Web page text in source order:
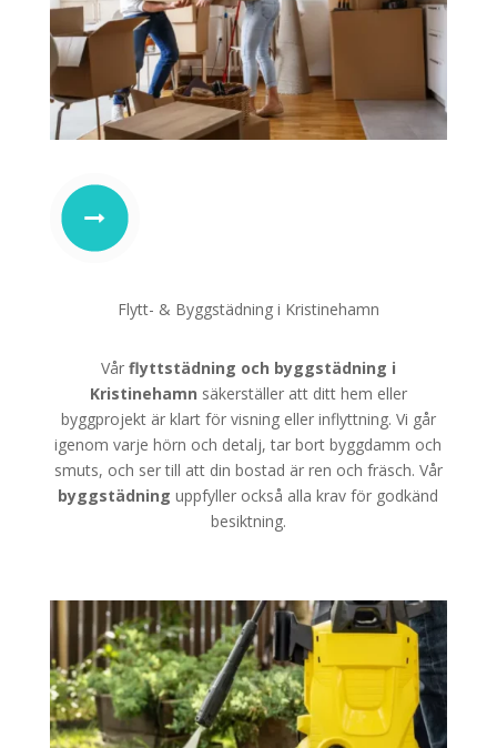
Flytt- & Byggstädning i Kristinehamn
Vår flyttstädning och byggstädning i
Kristinehamn säkerställer att ditt hem eller
byggprojekt är klart för visning eller inflyttning. Vi går
igenom varje hörn och detalj, tar bort byggdamm och
smuts, och ser till att din bostad är ren och fräsch. Vår
byggstädning uppfyller också alla krav för godkänd
besiktning.